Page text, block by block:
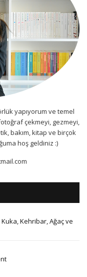
yapıyorum ve temel
çekmeyi, gezmeyi,
bakım, kitap ve birçok
hoş geldiniz :)
Kehribar, Ağaç ve